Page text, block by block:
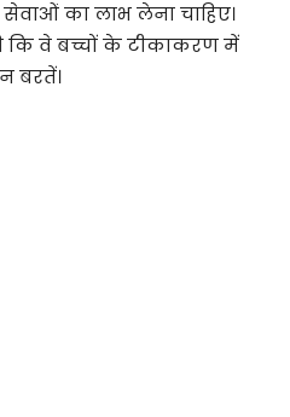
सेवाओं का लाभ लेना चाहिए।
कि वे बच्चों के टीकाकरण में
बरतें।